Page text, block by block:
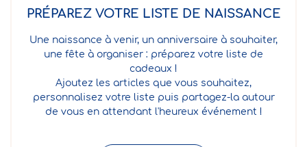
PRÉPAREZ VOTRE LISTE DE NAISSANCE
Une naissance à venir, un anniversaire à souhaiter,
une fête à organiser : préparez votre liste de
cadeaux !
Ajoutez les articles que vous souhaitez,
personnalisez votre liste puis partagez-la autour
de vous en attendant l'heureux événement !